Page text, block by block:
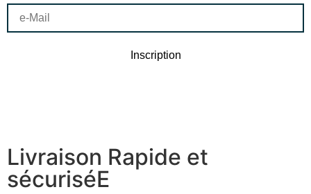
Livraison Rapide et
sécuriséE